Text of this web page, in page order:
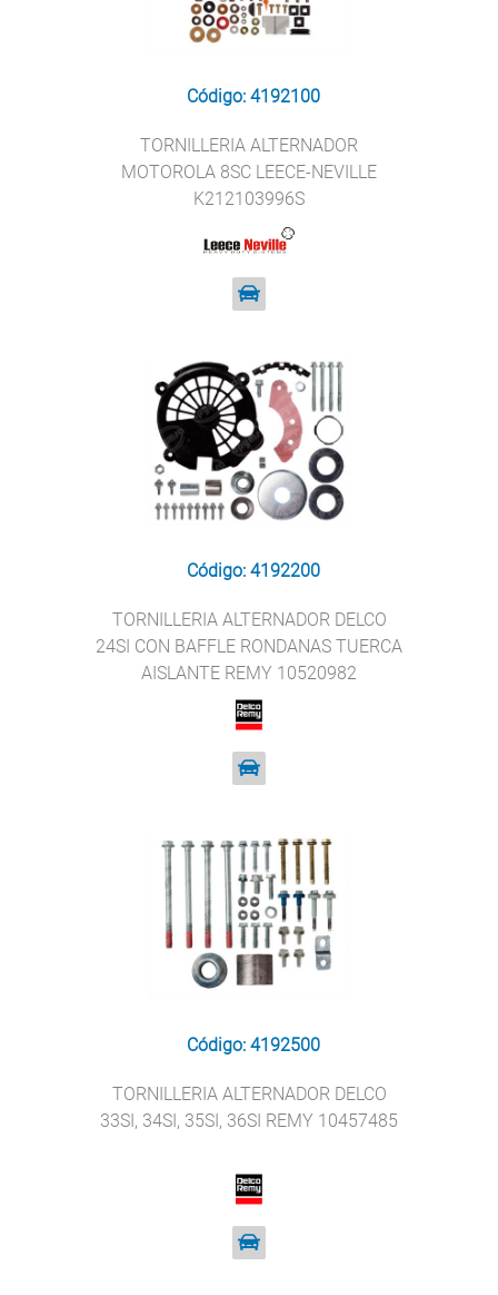
Código: 4192100
TORNILLERIA ALTERNADOR
MOTOROLA 8SC LEECE-NEVILLE
K212103996S
Código: 4192200
TORNILLERIA ALTERNADOR DELCO
24SI CON BAFFLE RONDANAS TUERCA
AISLANTE REMY 10520982
Código: 4192500
TORNILLERIA ALTERNADOR DELCO
33SI, 34SI, 35SI, 36SI REMY 10457485